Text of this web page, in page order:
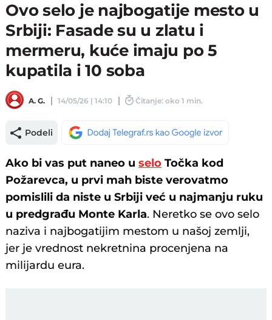
Ovo selo je najbogatije mesto u
Srbiji: Fasade su u zlatu i
mermeru, kuće imaju po 5
kupatila i 10 soba
A. G. 14/05/26 | 14:10 Čitanje: oko 1 min.
Podeli
Ako bi vas put naneo uselo Točka kod
Požarevca, u prvi mah biste verovatmo
pomislili da niste u Srbiji već u najmanju ruku
u predgrađu Monte Karla. Neretko se ovo selo
naziva i najbogatijim mestom u našoj zemlji,
jer je vrednost nekretnina procenjena na
milijardu eura.